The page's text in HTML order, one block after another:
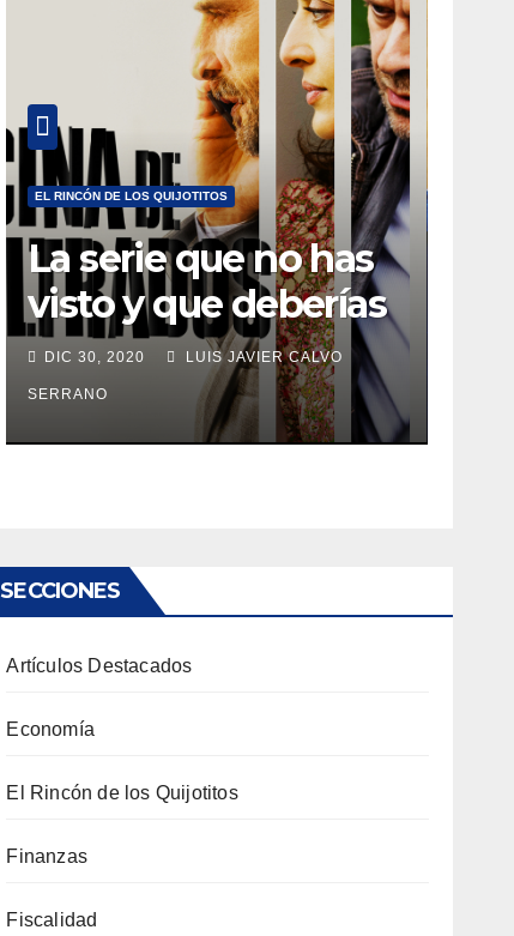
EL RINCÓN DE LOS QUIJOTITOS
La serie que no has
visto y que deberías
estar viendo
DIC 30, 2020 LUIS JAVIER CALVO
SERRANO
SECCIONES
Artículos Destacados
Economía
El Rincón de los Quijotitos
Finanzas
Fiscalidad